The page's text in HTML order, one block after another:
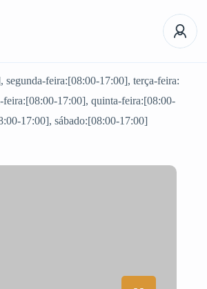
segunda-feira:[08:00-17:00], terça-feira:
feira:[08:00-17:00], quinta-feira:[08:00-
17:00], sábado:[08:00-17:00]